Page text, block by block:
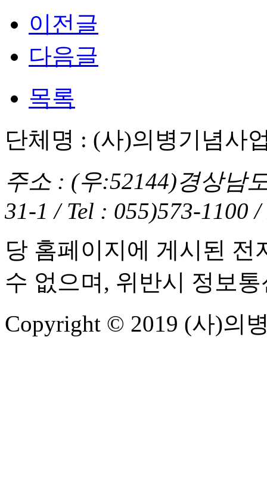
이전글
다음글
목록
단체명 : (사)의병기념사
주소 : (우:52144)경상남
31-1 / Tel : 055)573-1100
당 홈페이지에 게시된
수 없으며, 위반시 정보
Copyright © 2019 (사)의